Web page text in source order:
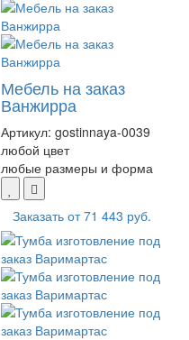
Мебель на заказ
Ванжирра
Артикул: gostinnaya-0039
любой цвет
любые размеры и форма
Заказать от71 443 руб.